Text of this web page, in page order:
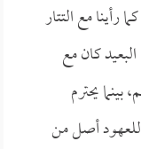
رأينا مع التتار
كان مع
بينما يحترم
أصل من